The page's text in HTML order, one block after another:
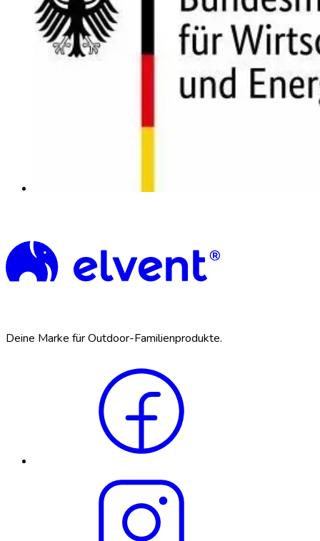
Deine Marke für Outdoor-Familienprodukte.